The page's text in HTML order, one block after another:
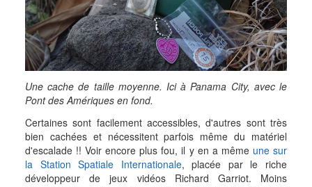
Une cache de taille moyenne. Ici à Panama City, avec le
Pont des Amériques en fond.
Certaines sont facilement accessibles, d'autres sont très
bien cachées et nécessitent parfois même du matériel
d'escalade !! Voir encore plus fou, il y en a mêmeune sur
la Station Spatiale Internationale, placée par le riche
développeur de jeux vidéos Richard Garriot. Moins